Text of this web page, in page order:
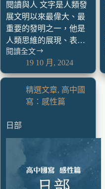
閱讀與人 文字是人類發
展文明以來最偉大、最
重要的發明之一，他是
人類思維的展現、表…
閱讀全文
19 10 月, 2024
精選文章, 高中國
寫：感性篇
日部